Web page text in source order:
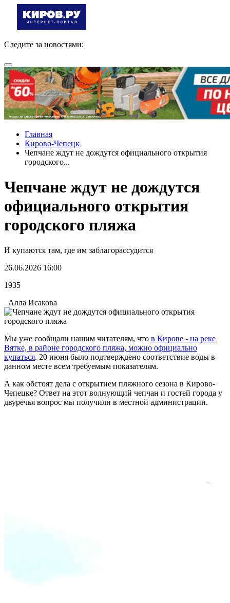
Следите за новостями:
Главная
Кирово-Чепецк
Чепчане ждут не дождутся официального открытия
городского...
Чепчане ждут не дождутся
официального открытия
городского пляжа
И купаются там, где им заблагорассудится
26.06.2026 16:00
1935
Алла Исакова
Мы уже сообщали нашим читателям, что в Кирове - на реке
Вятке, в районе городского пляжа, можно официально
купаться. 20 июня было подтверждено соответствие воды в
данном месте всем требуемым показателям.
А как обстоят дела с открытием пляжного сезона в Кирово-
Чепецке? Ответ на этот волнующий чепчан и гостей города у
двуречья вопрос мы получили в местной администрации.